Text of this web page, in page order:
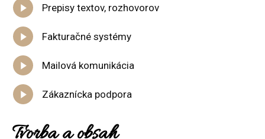
Prepisy textov, rozhovorov
Fakturačné systémy
Mailová komunikácia
Zákaznícka podpora